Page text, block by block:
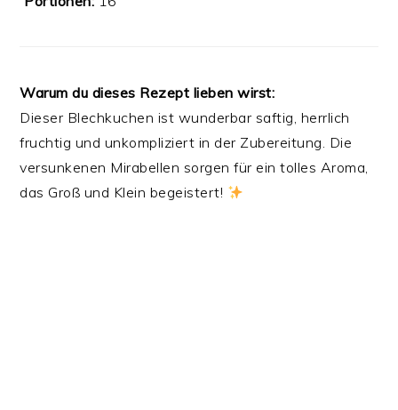
Warum du dieses Rezept lieben wirst:
Dieser Blechkuchen ist wunderbar saftig, herrlich
fruchtig und unkompliziert in der Zubereitung. Die
versunkenen Mirabellen sorgen für ein tolles Aroma,
das Groß und Klein begeistert!